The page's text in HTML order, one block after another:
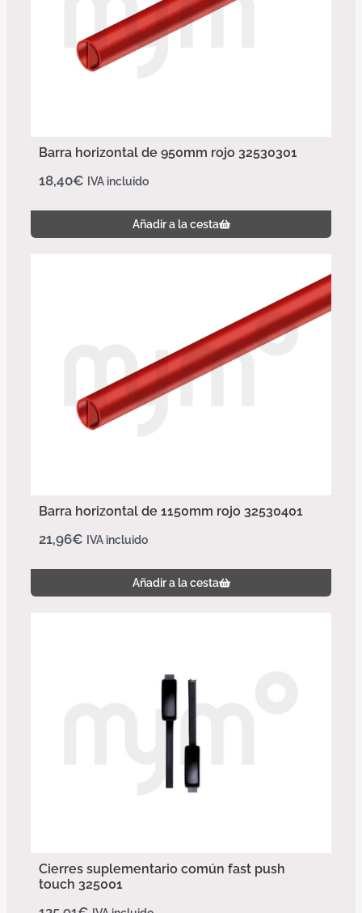
Barra horizontal de 950mm rojo 32530301
18,40€ IVA incluido
Añadir a la cesta
Barra horizontal de 1150mm rojo 32530401
21,96€ IVA incluido
Añadir a la cesta
Cierres suplementario común fast push
touch 325001